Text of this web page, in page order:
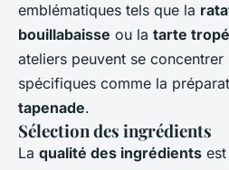
emblématiques tels que la
bouillabaisse ou la tarte
ateliers peuvent se
spécifiques comme la
tapenade.
Sélection des ingrédients
La qualité des ingrédients